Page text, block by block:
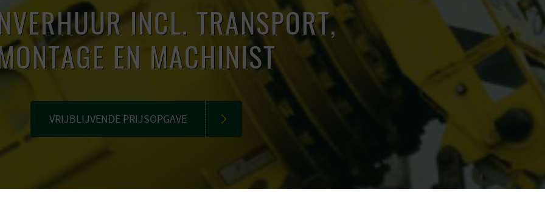
INCL. TRANSPORT,
EN MACHINIST
VRIJBLIJVENDE PRIJSOPGAVE